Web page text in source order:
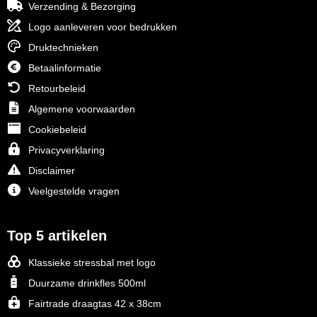
Verzending & Bezorging
Logo aanleveren voor bedrukken
Druktechnieken
Betaalinformatie
Retourbeleid
Algemene voorwaarden
Cookiebeleid
Privacyverklaring
Disclaimer
Veelgestelde vragen
Top 5 artikelen
Klassieke stressbal met logo
Duurzame drinkfles 500ml
Fairtrade draagtas 42 x 38cm